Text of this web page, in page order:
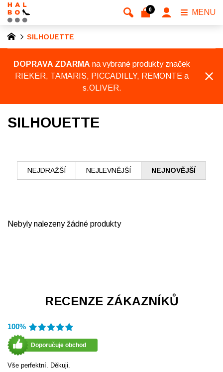
SILHOUETTE
DOPRAVA ZDARMA na vybrané produkty značek
RIEKER, TAMARIS, PICCADILLY, REMONTE a
s.OLIVER.
SILHOUETTE
NEJDRAŽŠÍ NEJLEVNĚJŠÍ NEJNOVĚJŠÍ
Nebyly nalezeny žádné produkty
RECENZE ZÁKAZNÍKŮ
100%
Doporučuje obchod
Vše perfektní. Děkuji.
0 MENU